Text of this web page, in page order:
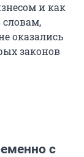
и как
словам,
оказались
законов
с